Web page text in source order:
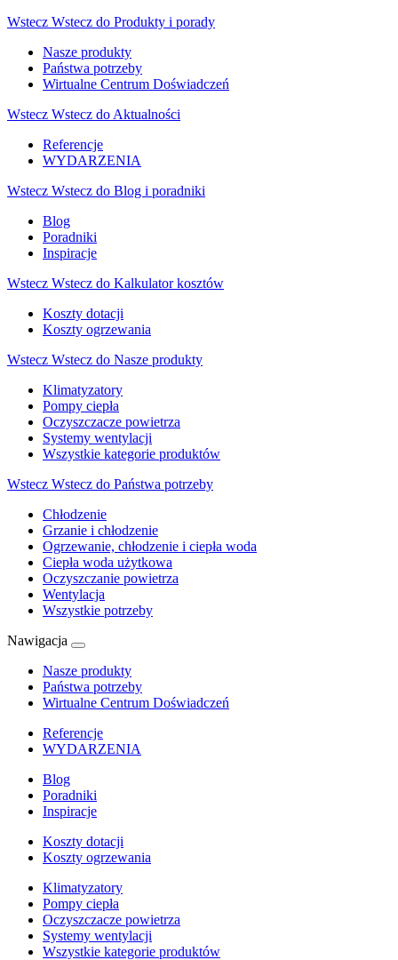
Wstecz Wstecz do Produkty i porady
Nasze produkty
Państwa potrzeby
Wirtualne Centrum Doświadczeń
Wstecz Wstecz do Aktualności
Referencje
WYDARZENIA
Wstecz Wstecz do Blog i poradniki
Blog
Poradniki
Inspiracje
Wstecz Wstecz do Kalkulator kosztów
Koszty dotacji
Koszty ogrzewania
Wstecz Wstecz do Nasze produkty
Klimatyzatory
Pompy ciepła
Oczyszczacze powietrza
Systemy wentylacji
Wszystkie kategorie produktów
Wstecz Wstecz do Państwa potrzeby
Chłodzenie
Grzanie i chłodzenie
Ogrzewanie, chłodzenie i ciepła woda
Ciepła woda użytkowa
Oczyszczanie powietrza
Wentylacja
Wszystkie potrzeby
Nawigacja
Nasze produkty
Państwa potrzeby
Wirtualne Centrum Doświadczeń
Referencje
WYDARZENIA
Blog
Poradniki
Inspiracje
Koszty dotacji
Koszty ogrzewania
Klimatyzatory
Pompy ciepła
Oczyszczacze powietrza
Systemy wentylacji
Wszystkie kategorie produktów